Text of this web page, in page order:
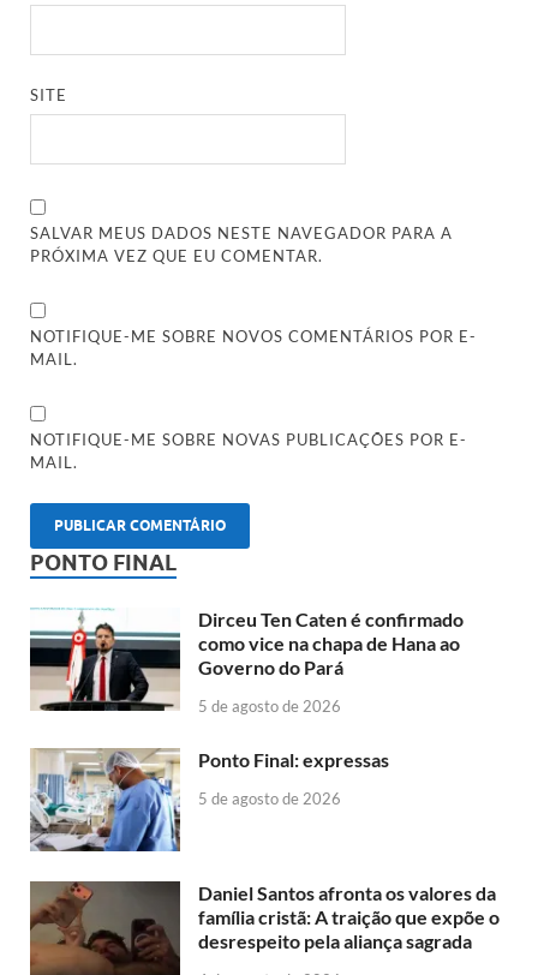
SITE
SALVAR MEUS DADOS NESTE NAVEGADOR PARA A
PRÓXIMA VEZ QUE EU COMENTAR.
NOTIFIQUE-ME SOBRE NOVOS COMENTÁRIOS POR E-
MAIL.
NOTIFIQUE-ME SOBRE NOVAS PUBLICAÇÕES POR E-
MAIL.
PONTO FINAL
Dirceu Ten Caten é confirmado
como vice na chapa de Hana ao
Governo do Pará
5 de agosto de 2026
Ponto Final: expressas
5 de agosto de 2026
Daniel Santos afronta os valores da
família cristã: A traição que expõe o
desrespeito pela aliança sagrada